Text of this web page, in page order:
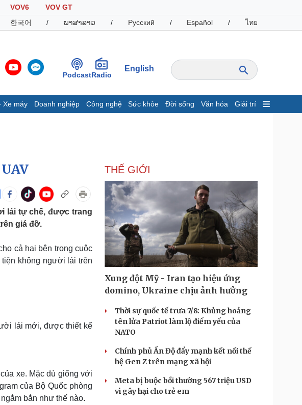
VOV6
VOV GT
한국어 / ພາສາລາວ / Русский / Español / ไทย
PodcastRadio
English
Xe máy Doanh nghiệp Công nghệ Sức khỏe Đời sống Văn hóa Giải trí
Giá cà phê
Doanh nghiệp
Thông tin doanh nghiệp
Doanh nghiệp 24h
Doanh nhân
Vì cộng đồng
Công nghệ
Sành điệu
Tin Công nghệ
Trải nghiệm
Chuyển đổi số
Podcast
Câu chuyện thời sự
Đọc truyện đêm khuya
Cửa sổ tình yêu
lái tự chế, được trang
giá đỡ.
cả hai bên trong cuộc
không người lái trên
is not supported.
lái mới, được thiết kế
xe. Mặc dù giống với
của Bộ Quốc phòng
bắn như thế nào.
THẾ GIỚI
Xung đột Mỹ - Iran tạo hiệu ứng
domino, Ukraine chịu ảnh hưởng
Thời sự quốc tế trưa 7/8: Khủng hoảng
tên lửa Patriot làm lộ điểm yếu của
NATO
Chính phủ Ấn Độ đẩy mạnh kết nối thế
hệ Gen Z trên mạng xã hội
Meta bị buộc bồi thường 567 triệu USD
vì gây hại cho trẻ em